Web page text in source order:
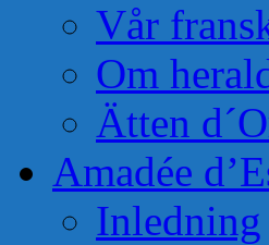
Vår
Om
Ätten
Amadée
Inledning